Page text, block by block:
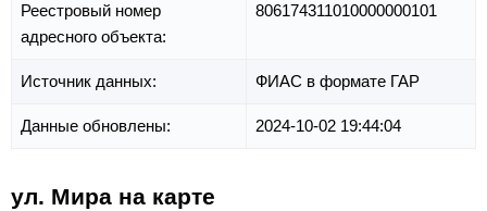
Реестровый номер
адресного объекта:
806174311010000000101
Источник данных: ФИАС в формате ГАР
Данные обновлены: 2024-10-02 19:44:04
ул. Мира на карте